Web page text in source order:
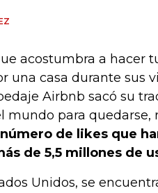
acostumbra a hacer
una casa durante sus
Airbnb sacó su
mundo para quedarse,
de likes que
de 5,5 millones de
Unidos, se